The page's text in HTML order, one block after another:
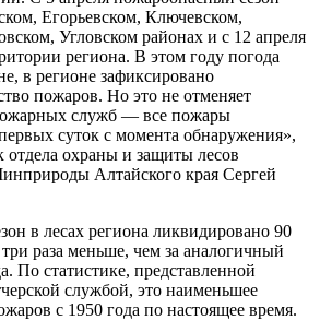
Егорьевском, Ключевском,
Угловском районах и с 12 апреля
региона. В этом году погода
в регионе зафиксировано
пожаров. Но это не отменяет
служб — все пожары
суток с момента обнаружения»,
охраны и защиты лесов
Алтайского края Сергей
в лесах региона ликвидировано 90
раза меньше, чем за аналогичный
По статистике, представленной
службой, это наименьшее
с 1950 года по настоящее время.